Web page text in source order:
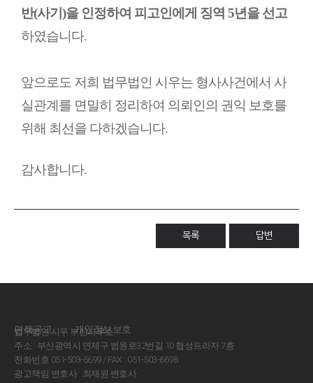
반(사기)을 인정하여 피고인에게 징역 5년을 선고
하였습니다.
앞으로도 저희 법무법인 시우는 형사사건에서 사
실관계를 면밀히 정리하여 의뢰인의 권익 보호를
위해 최선을 다하겠습니다.
감사합니다.
목록 답변
법무법인 시우 부산사무소
주소 : 부산광역시 연제구 법원로32번길 10 협성프라자 7층
전화번호 051-503-6699 / FAX : 051-503-6698
광고책임 변호사 : 최재원 변호사
면책공고 개인정보보호